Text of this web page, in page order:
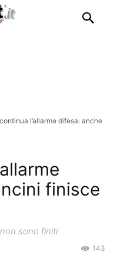
l’allarme difesa: anche
finisce
sono finiti
143